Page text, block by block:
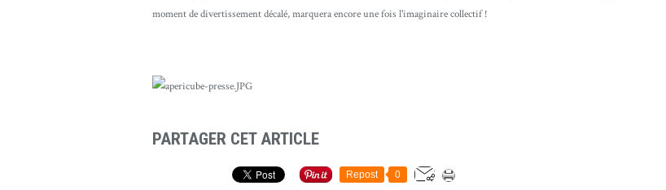
moment de divertissement décalé, marquera encore une fois l'imaginaire collectif !
PARTAGER CET ARTICLE
Repost 0